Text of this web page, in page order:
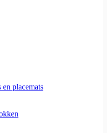
placemats